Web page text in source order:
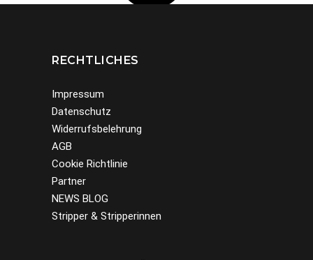
RECHTLICHES
Impressum
Datenschutz
Widerrufsbelehrung
AGB
Cookie Richtlinie
Partner
NEWS BLOG
Stripper & Stripperinnen